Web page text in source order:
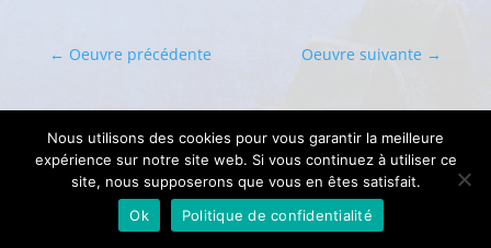
← Oeuvre précédente Oeuvre suivante →
® Pascal Langevin -Mentions Légales
Nous utilisons des cookies pour vous garantir la meilleure
expérience sur notre site web. Si vous continuez à utiliser ce
site, nous supposerons que vous en êtes satisfait.
Ok
Politique de confidentialité